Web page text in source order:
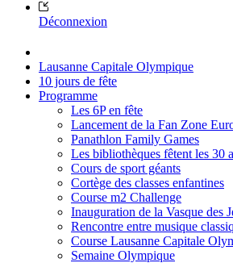
Déconnexion
Lausanne Capitale Olympique
10 jours de fête
Programme
Les 6P en fête
Lancement de la Fan Zone
Panathlon Family Games
Les bibliothèques fêtent les 30
Cours de sport géants
Cortège des classes enfantines
Course m2 Challenge
Inauguration de la Vasque des
Rencontre entre musique
Course Lausanne Capitale
Semaine Olympique